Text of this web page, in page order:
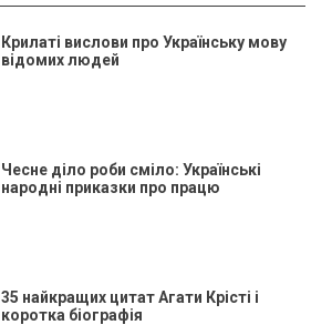
Крилаті вислови про Українську мову
відомих людей
Чесне діло роби сміло: Українські
народні приказки про працю
35 найкращих цитат Агати Крісті і
коротка біографія